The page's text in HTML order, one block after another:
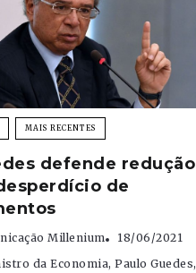
MAIS RECENTES
defende redução
de
Millenium
18/06/2021
da Economia, Paulo Guedes,